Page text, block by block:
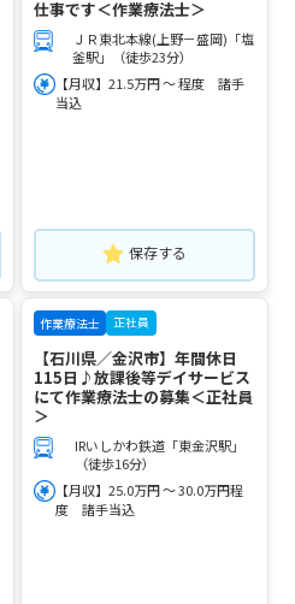
仕事です＜作業療法士＞
ＪＲ東北本線(上野－盛岡)「塩
釜駅」（徒歩23分）
【月収】21.5万円 ～ 程度 諸手
当込
保存する
作業療法士 正社員
【石川県／金沢市】年間休日
115日♪放課後等デイサービス
にて作業療法士の募集＜正社員
＞
IRいしかわ鉄道「東金沢駅」
（徒歩16分）
【月収】25.0万円 ～ 30.0万円程
度 諸手当込